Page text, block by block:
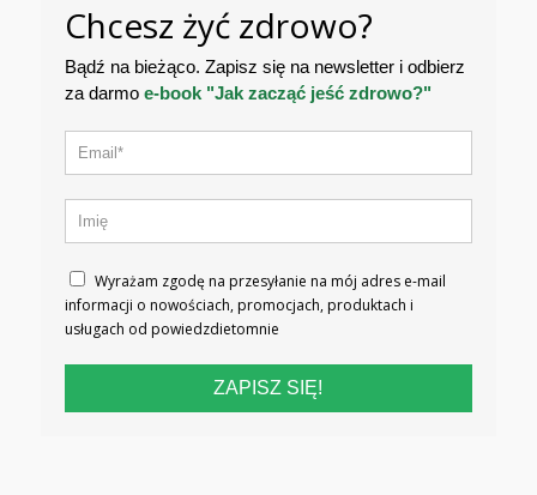
Chcesz żyć zdrowo?
Bądź na bieżąco. Zapisz się na newsletter i odbierz
za darmo e-book "Jak zacząć jeść zdrowo?"
Wyrażam zgodę na przesyłanie na mój adres e-mail
informacji o nowościach, promocjach, produktach i
usługach od powiedzdietomnie
ZAPISZ SIĘ!